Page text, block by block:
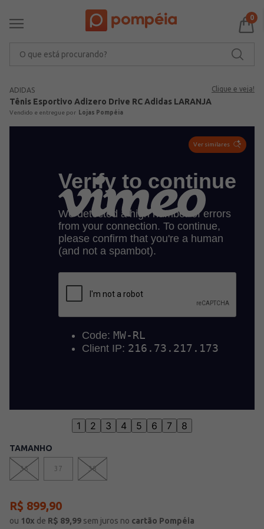
0
ADIDAS Clique e veja!
Tênis Esportivo Adizero Drive RC Adidas LARANJA
Lojas Pompéia
Ver similares
1 2 3 4 5 6 7 8
TAMANHO
36 37 38
R$ 899,90
ou 10x de R$ 89,99 sem juros no cartão Pompéia